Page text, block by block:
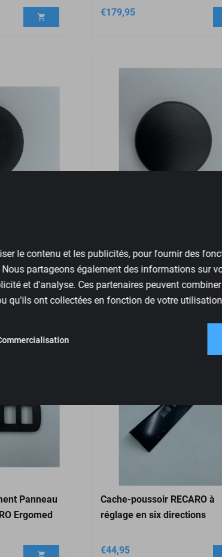
le contenu et les publicités, pour fournir des
partageons également des informations sur
et d'analyse. Ces partenaires peuvent
qu'ils ont collectées en fonction de votre
€179,95
€11,95
Panneau
Ergomed
Cache-poussoir RECARO à
réglage en six directions
€44,95